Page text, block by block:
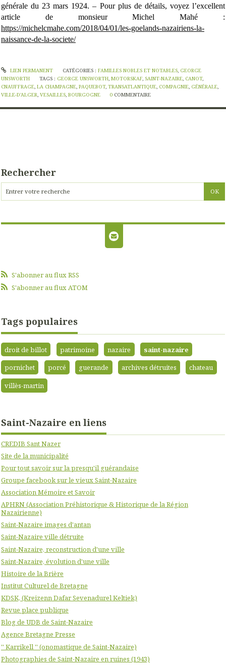
générale du 23 mars 1924. – Pour plus de détails, voyez l’excellent
article de monsieur Michel Mahé :
https://michelcmahe.com/2018/04/01/les-goelands-nazairiens-la-
naissance-de-la-societe/
LIEN PERMANENT CATÉGORIES : FAMILLES NOBLES ET NOTABLES, GEORGE
UNSWORTH
TAGS : GEORGE UNSWORTH,MOTORSKAF, SAINT-NAZAIRE, CANOT,
CNAUFFRAGE, LA CHAMPAGNE, PAQUEBOT, TRANSATLANTIQUE, COMPAGNIE, GÉNÉRALE,
VILLE-D'ALGER, VESAILLES, BOURGOGNE 0 COMMENTAIRE
Rechercher
S'abonner au flux RSS
S'abonner au flux ATOM
Tags populaires
droit de billot patrimoine nazaire
saint-nazaire
pornichet
porcé guerande archives détruites
chateau
villès-martin
Saint-Nazaire en liens
CREDIB Sant Nazer
Site de la municipalité
Pour tout savoir sur la presqu'il guérandaise
Groupe facebook sur le vieux Saint-Nazaire
Association Mémoire et Savoir
APHRN (Association Préhistorique & Historique de la Région
Nazairienne)
Saint-Nazaire images d'antan
Saint-Nazaire ville détruite
Saint-Nazaire, reconstruction d'une ville
Saint-Nazaire, évolution d'une ville
Histoire de la Brière
Institut Culturel de Bretagne
KDSK, (Kreizenn Dafar Sevenadurel Keltiek)
Revue place publique
Blog de UDB de Saint-Nazaire
Agence Bretagne Presse
'' Karrikell '' (onomastique de Saint-Nazaire)
Photographies de Saint-Nazaire en ruines (1943)